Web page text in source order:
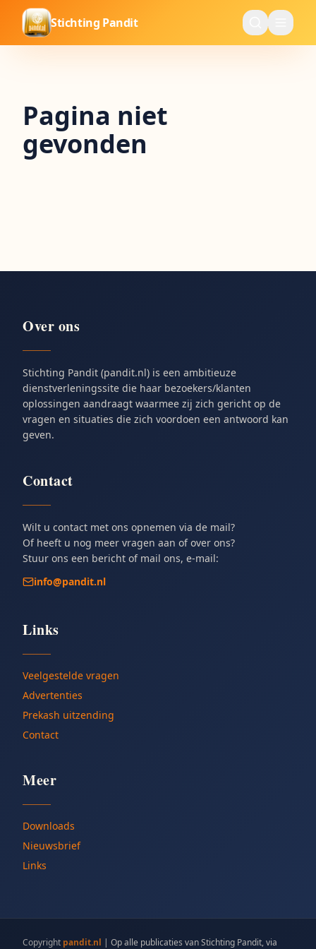
Stichting Pandit
Pagina niet
gevonden
Over ons
Stichting Pandit (pandit.nl) is een ambitieuze
dienstverleningssite die haar bezoekers/klanten
oplossingen aandraagt waarmee zij zich gericht op de
vragen en situaties die zich voordoen een antwoord kan
geven.
Contact
Wilt u contact met ons opnemen via de mail?
Of heeft u nog meer vragen aan of over ons?
Stuur ons een bericht of mail ons, e-mail:
info@pandit.nl
Links
Veelgestelde vragen
Advertenties
Prekash uitzending
Contact
Meer
Downloads
Nieuwsbrief
Links
Copyright pandit.nl | Op alle publicaties van Stichting Pandit, via